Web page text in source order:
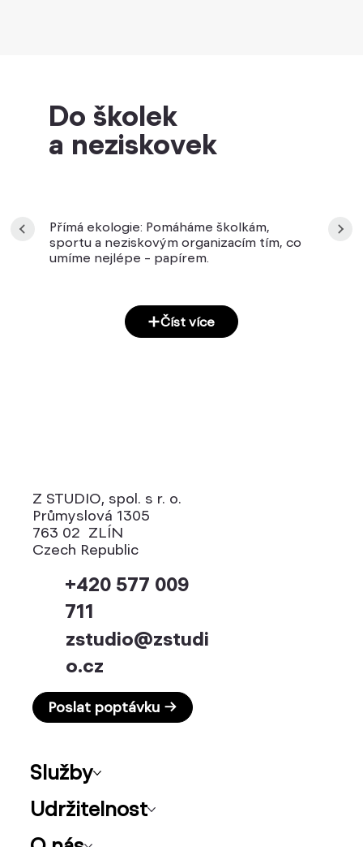
Do školek
a neziskovek
Přímá ekologie: Pomáháme školkám,
sportu a neziskovým organizacím tím, co
umíme nejlépe – papírem.
Číst více
Czech Republic
+420 577 009
711
zstudio@zstudi
o.cz
Poslat poptávku →
763 02 ZLÍN
Průmyslová 1305
Z STUDIO, spol. s r. o.
Služby
Udržitelnost